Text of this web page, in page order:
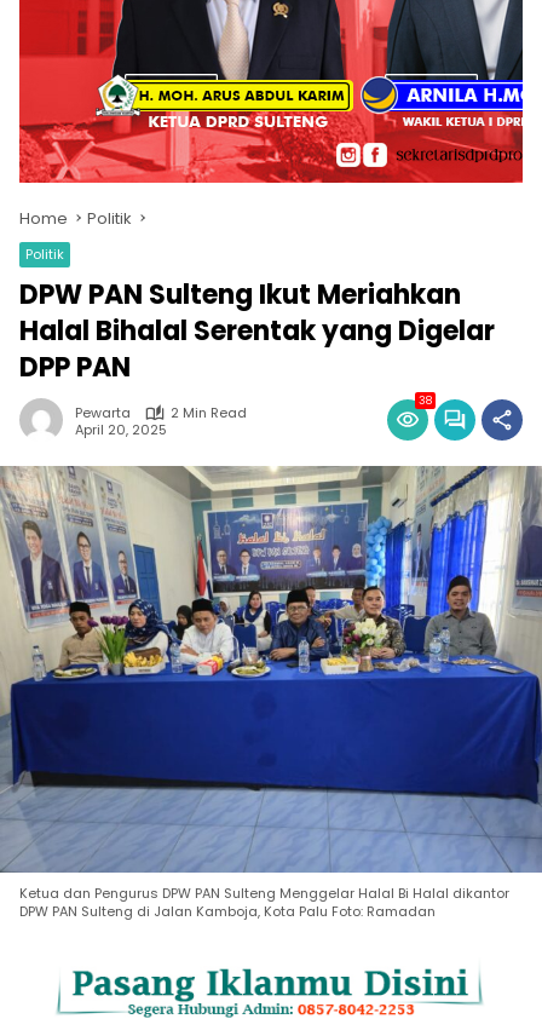
Home Politik
Politik
DPW PAN Sulteng Ikut Meriahkan
Halal Bihalal Serentak yang Digelar
DPP PAN
Pewarta
2 Min Read
April 20, 2025
38
Ketua dan Pengurus DPW PAN Sulteng Menggelar Halal Bi Halal dikantor
DPW PAN Sulteng di Jalan Kamboja, Kota Palu Foto: Ramadan